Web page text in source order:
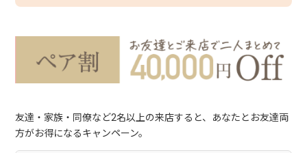
友達・家族・同僚など2名以上の来店すると、あなたとお友達両
方がお得になるキャンペーン。